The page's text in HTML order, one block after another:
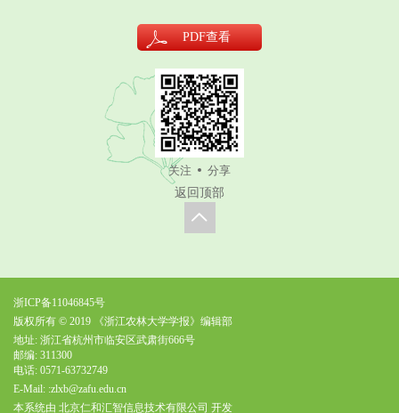
PDF查看
关注
分享
返回顶部
浙ICP备11046845号
版权所有 © 2019 《浙江农林大学学报》编辑部
地址: 浙江省杭州市临安区武肃街666号
邮编: 311300
电话: 0571-63732749
E-Mail: :zlxb@zafu.edu.cn
本系统由 北京仁和汇智信息技术有限公司 开发